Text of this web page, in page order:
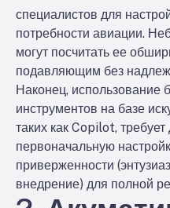
специалистов для
потребности авиации.
могут посчитать ее
подавляющим без
Наконец, использование
инструментов на базе
таких как Copilot,
первоначальную
приверженности
внедрение) для полной